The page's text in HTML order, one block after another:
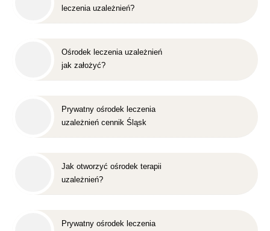
leczenia uzależnień?
Ośrodek leczenia uzależnień
jak założyć?
Prywatny ośrodek leczenia
uzależnień cennik Śląsk
Jak otworzyć ośrodek terapii
uzależnień?
Prywatny ośrodek leczenia